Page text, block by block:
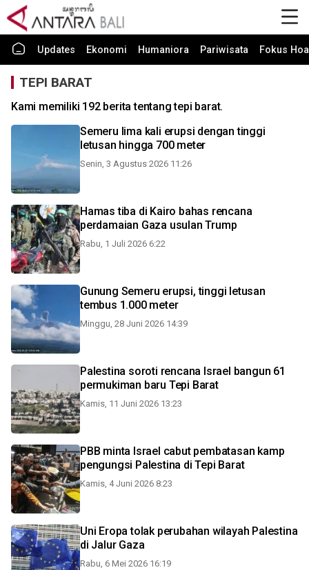
Updates Ekonomi Humaniora Pariwisata Fokus
TEPI BARAT
Kami memiliki 192 berita tentang tepi barat.
Semeru lima kali erupsi dengan tinggi
letusan hingga 700 meter
Senin, 3 Agustus 2026 11:26
Hamas tiba di Kairo bahas rencana
perdamaian Gaza usulan Trump
Rabu, 1 Juli 2026 6:22
Gunung Semeru erupsi, tinggi letusan
tembus 1.000 meter
Minggu, 28 Juni 2026 14:39
Palestina soroti rencana Israel bangun 61
permukiman baru Tepi Barat
Kamis, 11 Juni 2026 13:23
PBB minta Israel cabut pembatasan kamp
pengungsi Palestina di Tepi Barat
Kamis, 4 Juni 2026 8:23
Uni Eropa tolak perubahan wilayah Palestina
di Jalur Gaza
Rabu, 6 Mei 2026 16:19